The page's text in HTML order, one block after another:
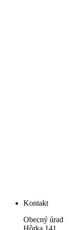
Kontakt
Obecný úrad